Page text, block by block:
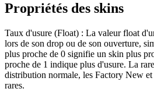
Propriétés des skins
Taux d'usure (Float) : La valeur float
lors de son drop ou de son ouverture,
plus proche de 0 signifie un skin plus
proche de 1 indique plus d'usure. La
distribution normale, les Factory New
rares.